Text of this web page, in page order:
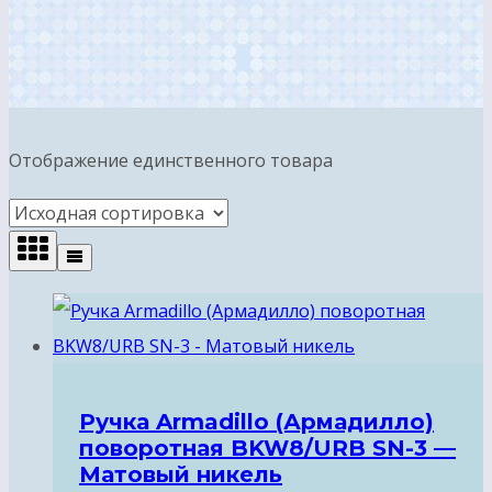
Отображение единственного товара
Ручка Armadillo (Армадилло)
поворотная BKW8/URB SN-3 —
Матовый никель